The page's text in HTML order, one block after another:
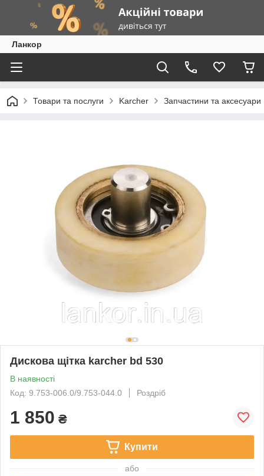
Ланкор
Товари та послуги Karcher Запчастини та
Дискова щітка karcher bd 530
В наявності
Код: 9.753-006.0/9.753-044.0
Роздріб
1 850 ₴
Купити
або